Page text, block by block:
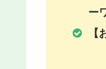
ー